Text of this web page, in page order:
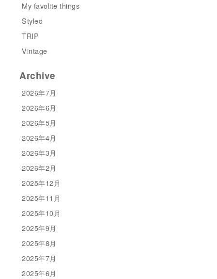
My favolite things
Styled
TRIP
Vintage
Archive
2026年7月
2026年6月
2026年5月
2026年4月
2026年3月
2026年2月
2025年12月
2025年11月
2025年10月
2025年9月
2025年8月
2025年7月
2025年6月